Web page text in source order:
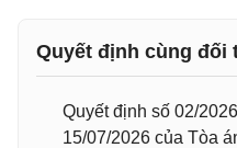
Quyết định cùng đối
Quyết định số 02/
15/07/2026 của Tòa